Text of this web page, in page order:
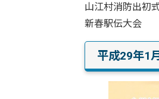
山江村消防出初
新春駅伝大会
平成29年1